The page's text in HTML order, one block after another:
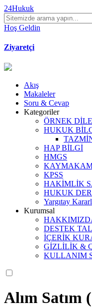
24Hukuk
Hoş Geldin
Ziyaretçi
Akış
Makaleler
Soru & Cevap
Kategoriler
ÖRNEK
HUKUK
HAP BİLGİ
HMGS
KPSS
HAKİMLİK
HUKUK
Yargıtay
Kurumsal
DESTEK
İÇERİK
GİZLİLİK &
KULLANIM
Alım Satım